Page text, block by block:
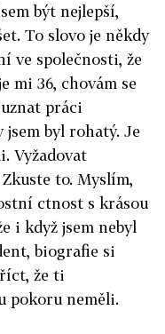
být nejlepší,
To slovo je někdy
ve společnosti, že
mi 36, chovám se
práci
byl rohatý. Je
Vyžadovat
to. Myslím,
ctnost s krásou
i když jsem nebyl
biografie si
že ti
pokoru neměli.